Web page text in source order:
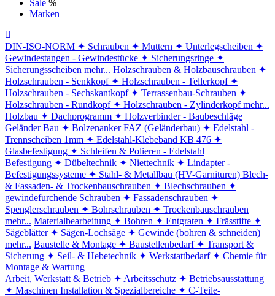
Sale %
Marken
DIN-ISO-NORM ✦ Schrauben ✦ Muttern ✦ Unterlegscheiben ✦
Gewindestangen - Gewindestücke ✦ Sicherungsringe ✦
Sicherungsscheiben mehr... Holzschrauben & Holzbauschrauben ✦
Holzschrauben - Senkkopf ✦ Holzschrauben - Tellerkopf ✦
Holzschrauben - Sechskantkopf ✦ Terrassenbau-Schrauben ✦
Holzschrauben - Rundkopf ✦ Holzschrauben - Zylinderkopf mehr...
Holzbau ✦ Dachprogramm ✦ Holzverbinder - Baubeschläge
Geländer Bau ✦ Bolzenanker FAZ (Geländerbau) ✦ Edelstahl -
Trennscheiben 1mm ✦ Edelstahl-Klebeband KB 476 ✦
Glasbefestigung ✦ Schleifen & Polieren - Edelstahl
Befestigung ✦ Dübeltechnik ✦ Niettechnik ✦ Lindapter -
Befestigungssysteme ✦ Stahl- & Metallbau (HV-Garnituren) Blech-
& Fassaden- & Trockenbauschrauben ✦ Blechschrauben ✦
gewindefurchende Schrauben ✦ Fassadenschrauben ✦
Spenglerschrauben ✦ Bohrschrauben ✦ Trockenbauschrauben
mehr... Materialbearbeitung ✦ Bohren ✦ Entgraten ✦ Frässtifte ✦
Sägeblätter ✦ Sägen-Lochsäge ✦ Gewinde (bohren & schneiden)
mehr... Baustelle & Montage ✦ Baustellenbedarf ✦ Transport &
Sicherung ✦ Seil- & Hebetechnik ✦ Werkstattbedarf ✦ Chemie für
Montage & Wartung
Arbeit, Werkstatt & Betrieb ✦ Arbeitsschutz ✦ Betriebsausstattung
✦ Maschinen Installation & Spezialbereiche ✦ C-Teile-